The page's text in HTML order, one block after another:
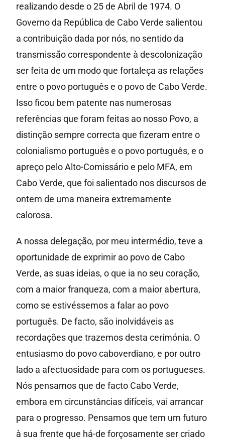
realizando desde o 25 de Abril de 1974. O
Governo da República de Cabo Verde salientou
a contribuição dada por nós, no sentido da
transmissão correspondente à descolonização
ser feita de um modo que fortaleça as relações
entre o povo português e o povo de Cabo Verde.
Isso ficou bem patente nas numerosas
referências que foram feitas ao nosso Povo, a
distinção sempre correcta que fizeram entre o
colonialismo português e o povo português, e o
apreço pelo Alto-Comissário e pelo MFA, em
Cabo Verde, que foi salientado nos discursos de
ontem de uma maneira extremamente
calorosa.
A nossa delegação, por meu intermédio, teve a
oportunidade de exprimir ao povo de Cabo
Verde, as suas ideias, o que ia no seu coração,
com a maior franqueza, com a maior abertura,
como se estivéssemos a falar ao povo
português. De facto, são inolvidáveis as
recordações que trazemos desta cerimónia. O
entusiasmo do povo caboverdiano, e por outro
lado a afectuosidade para com os portugueses.
Nós pensamos que de facto Cabo Verde,
embora em circunstâncias difíceis, vai arrancar
para o progresso. Pensamos que tem um futuro
à sua frente que há-de forçosamente ser criado